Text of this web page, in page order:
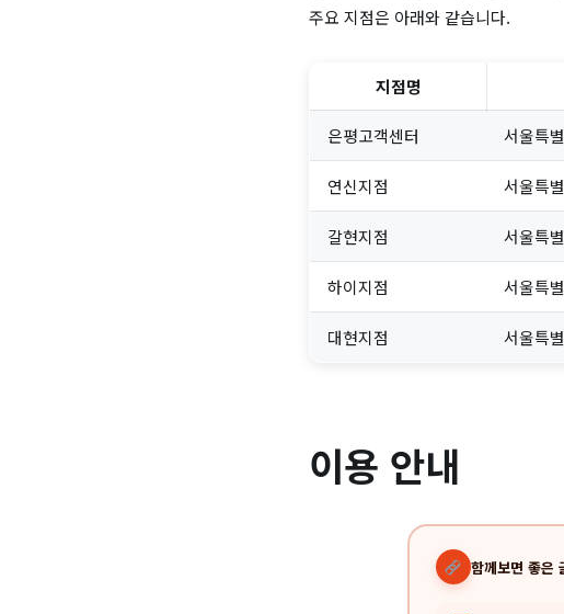
주요 지점은 아래와 같습니다.
지점명
은평고객센터 서울특
연신지점 서울특
갈현지점 서울특
하이지점 서울특
대현지점 서울특
이용 안내
함께보면 좋은